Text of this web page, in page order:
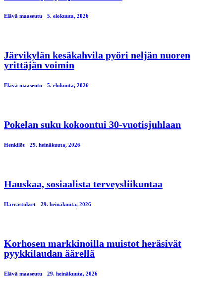
Elävä maaseutu 5. elokuuta, 2026
Järvikylän kesäkahvila pyöri neljän nuoren
yrittäjän voimin
Elävä maaseutu 5. elokuuta, 2026
Pokelan suku kokoontui 30-vuotisjuhlaan
Henkilöt 29. heinäkuuta, 2026
Hauskaa, sosiaalista terveysliikuntaa
Harrastukset 29. heinäkuuta, 2026
Korhosen markkinoilla muistot heräsivät
pyykkilaudan äärellä
Elävä maaseutu 29. heinäkuuta, 2026